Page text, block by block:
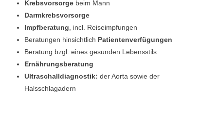
Krebsvorsorge beim Mann
Darmkrebsvorsorge
Impfberatung , incl. Reiseimpfungen
Beratungen hinsichtlich Patientenverfügungen
Beratung bzgl. eines gesunden Lebensstils
Ernährungsberatung
Ultraschalldiagnostik: der Aorta sowie der
Halsschlagadern